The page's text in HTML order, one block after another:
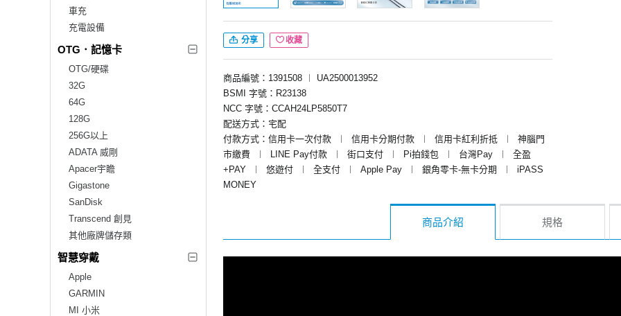
車充
充電設備
OTG．記憶卡
OTG/硬碟
32G
64G
128G
256G以上
ADATA 威剛
Apacer宇瞻
Gigastone
SanDisk
Transcend 創見
其他廠牌儲存類
智慧穿戴
Apple
GARMIN
MI 小米
分享 收藏
商品編號：1391508 ︱
UA2500013952
BSMI 字號：R23138
NCC 字號：CCAH24LP5850T7
配送方式：宅配
付款方式：信用卡一次付款
︱ 信用卡分期付款 ︱ 信用卡紅利折抵 ︱
神腦門
市繳費
︱ LINE Pay付款 ︱ 街口支付 ︱ Pi拍錢包 ︱ 台灣Pay ︱
全盈
+PAY
︱ 悠遊付 ︱ 全支付 ︱ Apple Pay ︱ 銀角零卡-無卡分期 ︱
iPASS
MONEY
商品介紹 規格